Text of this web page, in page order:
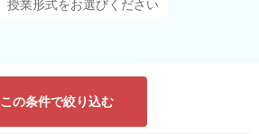
この条件で絞り込む